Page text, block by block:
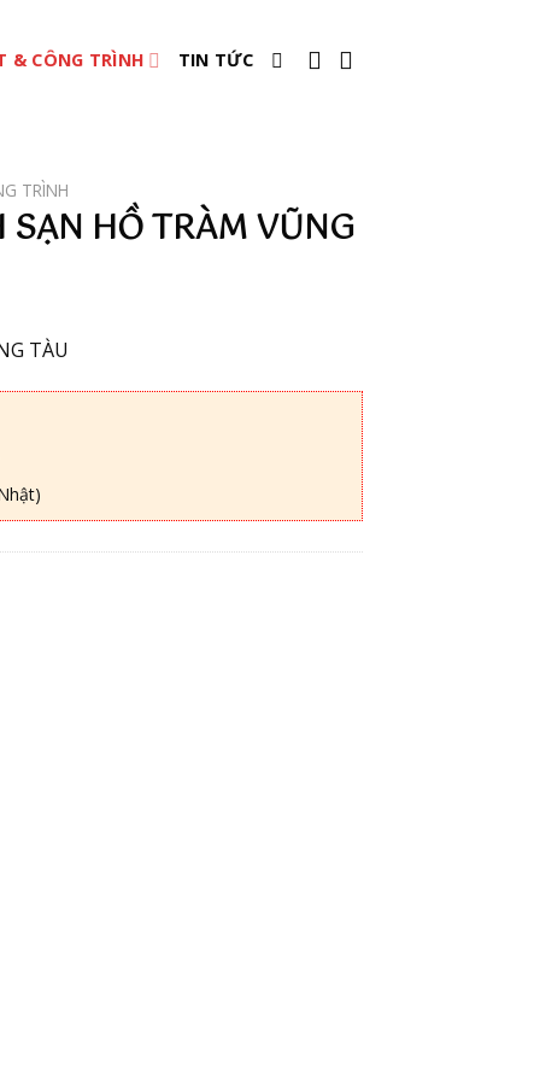
& CÔNG TRÌNH TIN TỨC
TRÌNH
HỒ TRÀM VŨNG
TÀU